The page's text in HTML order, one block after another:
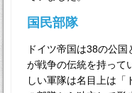
国民部隊
ドイツ帝国は38の公
が戦争の伝統を持って
しい軍隊は名目上は「